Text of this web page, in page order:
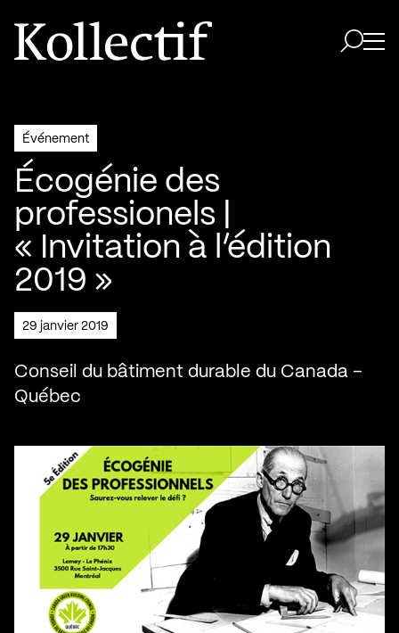
Aller à la page d'accueil
Logo Kollectif
Événement
Écogénie des
professionels |
« Invitation à l’édition
2019 »
29 janvier 2019
Conseil du bâtiment durable du Canada –
Québec